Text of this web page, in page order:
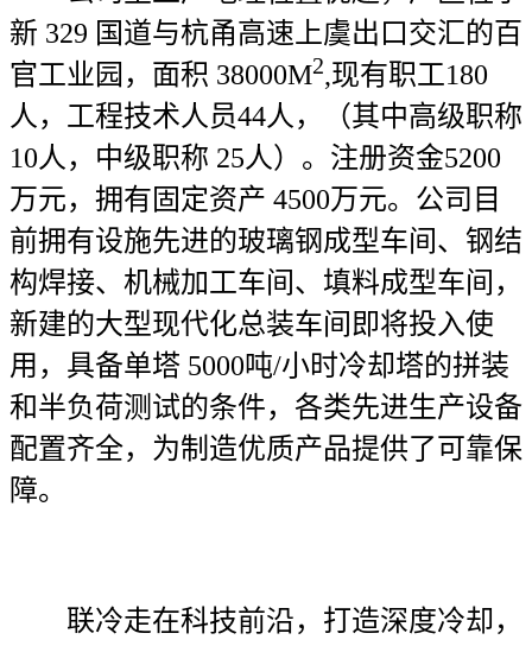
新 329 国道与杭甬高速上虞出口交汇的百
官工业园，面积 38000M2,现有职工180
人，工程技术人员44人，（其中高级职称
10人，中级职称 25人）。注册资金5200
万元，拥有固定资产 4500万元。公司目
前拥有设施先进的玻璃钢成型车间、钢结
构焊接、机械加工车间、填料成型车间，
新建的大型现代化总装车间即将投入使
用，具备单塔 5000吨/小时冷却塔的拼装
和半负荷测试的条件，各类先进生产设备
配置齐全，为制造优质产品提供了可靠保
障。
联冷走在科技前沿，打造深度冷却，